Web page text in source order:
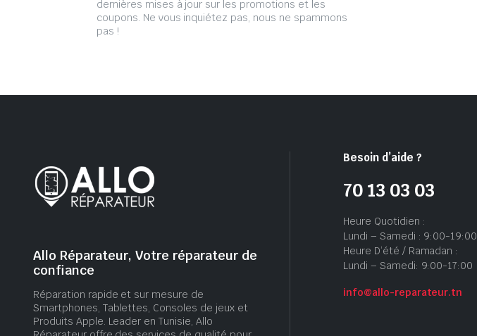
dernières mises à jour sur les promotions et les
coupons. Ne vous inquiétez pas, nous ne spammons
pas !
Allo Réparateur, Votre réparateur de
confiance
Réparation rapide et sur mesure de
Smartphones, Tablettes, Consoles de jeux et
Produits Apple. Leader en Tunisie, Allo
Besoin d’aide ?
70 13 03 03
Heure Quotidien :
Lundi – Samedi : 9:00-19:00
Heure D’été / Ramadan :
Lundi – Samedi: 9:00-17:00
info@allo-reparateur.tn